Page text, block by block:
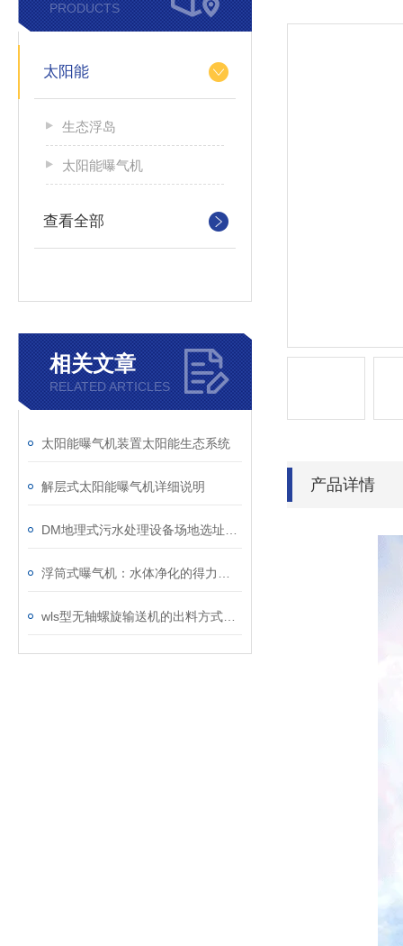
PRODUCTS
太阳能
生态浮岛
太阳能曝气机
查看全部
相关文章
RELATED ARTICLES
太阳能曝气机装置太阳能生态系统
解层式太阳能曝气机详细说明 产品详情